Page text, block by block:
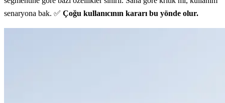
senaryona bak. ✅ Çoğu kullanıcının kararı bu yönde olur.